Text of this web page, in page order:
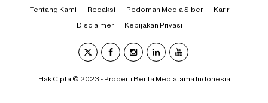
Tentang Kami Redaksi Pedoman Media Siber Karir
Disclaimer Kebijakan Privasi
Hak Cipta © 2023 - Properti Berita Mediatama Indonesia